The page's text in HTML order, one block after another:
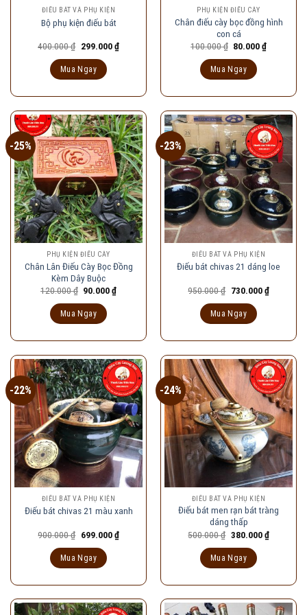
ĐIẾU BÁT VÀ PHỤ KIỆN
Bộ phụ kiện điếu bát
400.000₫ Giá
là:
400.000 ₫.
299.000₫Giá
hiện
Mua Ngay
PHỤ KIỆN ĐIẾU CÀY
Chân điếu cày bọc đồng hình
con cá
100.000₫ Giá
100.000 ₫.
80.000₫Giá
Mua Ngay
-25%
PHỤ KIỆN ĐIẾU CÀY
Chân Lân Điếu Cày Bọc Đồng
Kèm Dây Buộc
120.000₫ Giá
120.000 ₫.
90.000₫Giá
Mua Ngay
-23%
ĐIẾU BÁT VÀ PHỤ KIỆN
Điếu bát chivas 21 dáng loe
950.000₫ Giá
950.000 ₫.
730.000₫Giá
hiện
Mua Ngay
-22%
ĐIẾU BÁT VÀ PHỤ KIỆN
Điếu bát chivas 21 màu xanh
900.000₫ Giá
900.000 ₫.
699.000₫Giá
hiện
Mua Ngay
-24%
ĐIẾU BÁT VÀ PHỤ KIỆN
Điếu bát men rạn bát tràng
dáng thấp
500.000₫ Giá
500.000 ₫.
380.000₫Giá
hiện
Mua Ngay